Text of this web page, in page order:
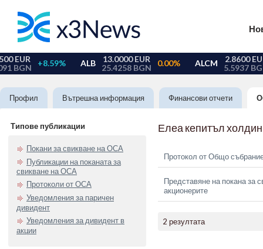
Профил Вътрешна информация Финансови отчети
Типове публикации
Покани за свикване на ОСА
Публикации на поканата за
свикване на ОСА
Протоколи от ОСА
Уведомления за паричен
дивидент
Уведомления за дивидент в
акции
Елеа кепитъл
Протокол от Общо
Представяне на покана за
акционерите
2 резултата